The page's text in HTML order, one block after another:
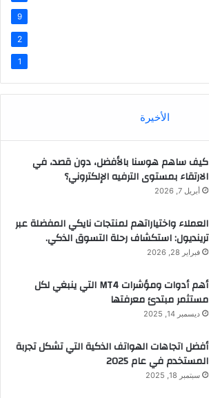
9
2
1
الأخيرة
كيف ساهم هوسنا بالأفضل، دون قصد، في
الارتقاء بمستوى الترفيه الإلكتروني؟
أبريل 7, 2026
العملاء واختياراتهم لمنتجات نايكي المفضلة عبر
ترينديول: استكشاف رحلة التسوق الذكي.
فبراير 28, 2026
أهم أدوات ومؤشرات MT4 التي ينبغي لكل
مستثمر مبتدئ معرفتها
ديسمبر 14, 2025
أفضل اتجاهات الهواتف الذكية التي تشكل تجربة
المستخدم في عام 2025
سبتمبر 18, 2025